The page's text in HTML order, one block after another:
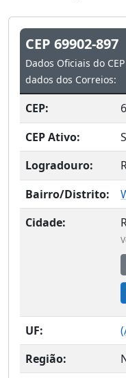
CEP 69902-897
Dados Oficiais do
dados dos Correios:
CEP:
CEP Ativo:
Logradouro:
Bairro/Distrito:
Cidade:
UF: (
Região: